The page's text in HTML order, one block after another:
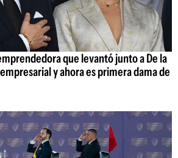
que levantó junto a De la
y ahora es primera dama de